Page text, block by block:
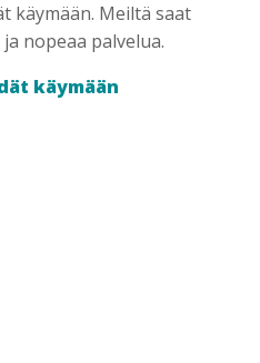
käymään. Meiltä saat
nopeaa palvelua.
käymään